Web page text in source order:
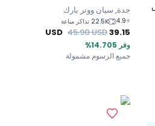
جدة, سيان ووتر بارك
22.5K تذاكر مباعة
39.15
USD 45.90 USD
جميع الرسوم مشمولة